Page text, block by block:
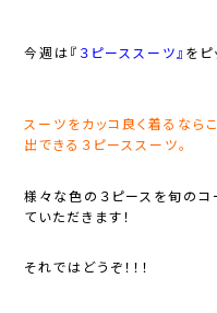
今週は 『 ３ピーススーツ』 をピ
スーツをカッコ良く着るなら
出できる３ピーススーツ。
様々な色の３ピースを旬の
ていただきます！
それではどうぞ！！！